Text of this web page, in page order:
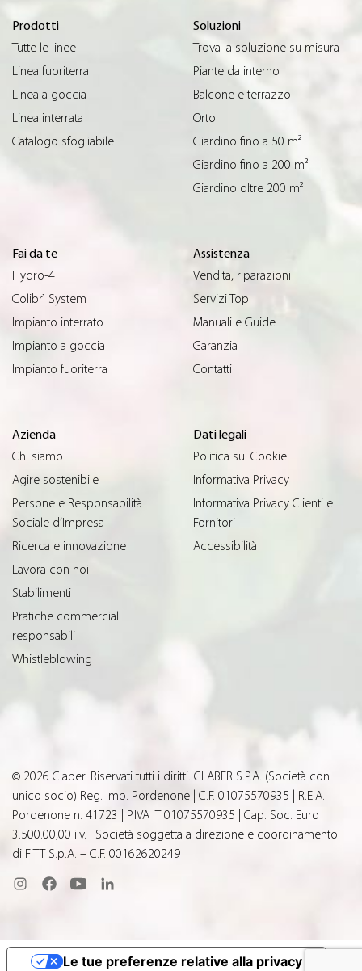
Prodotti
Tutte le linee
Linea fuoriterra
Linea a goccia
Linea interrata
Catalogo sfogliabile
Soluzioni
Trova la soluzione su misura
Piante da interno
Balcone e terrazzo
Orto
Giardino fino a 50 m²
Giardino fino a 200 m²
Giardino oltre 200 m²
Fai da te
Hydro-4
Colibrì System
Impianto interrato
Impianto a goccia
Impianto fuoriterra
Assistenza
Vendita, riparazioni
Servizi Top
Manuali e Guide
Garanzia
Contatti
Azienda
Chi siamo
Agire sostenibile
Persone e Responsabilità
Sociale d’Impresa
Ricerca e innovazione
Lavora con noi
Stabilimenti
Pratiche commerciali
responsabili
Whistleblowing
Dati legali
Politica sui Cookie
Informativa Privacy
Informativa Privacy Clienti e
Fornitori
Accessibilità
© 2026 Claber. Riservati tutti i diritti. CLABER S.P.A. (Società con
unico socio) Reg. Imp. Pordenone | C.F. 01075570935 | R.E.A.
Pordenone n. 41723 | P.IVA IT 01075570935 | Cap. Soc. Euro
3.500.00,00 i.v. | Società soggetta a direzione e coordinamento
di FITT S.p.A. – C.F. 00162620249
Le tue preferenze relative alla privacy